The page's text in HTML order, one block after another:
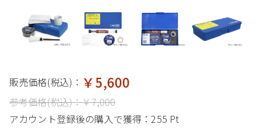
販売価格(税込)： ￥5,600
参考価格(税込)：￥7,000
アカウント登録後の購入で獲得：255 Pt